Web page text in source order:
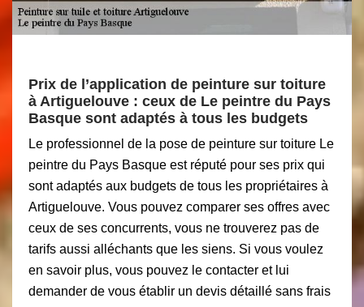
Prix de l’application de peinture sur toiture
à Artiguelouve : ceux de Le peintre du Pays
Basque sont adaptés à tous les budgets
Le professionnel de la pose de peinture sur toiture Le
peintre du Pays Basque est réputé pour ses prix qui
sont adaptés aux budgets de tous les propriétaires à
Artiguelouve. Vous pouvez comparer ses offres avec
ceux de ses concurrents, vous ne trouverez pas de
tarifs aussi alléchants que les siens. Si vous voulez
en savoir plus, vous pouvez le contacter et lui
demander de vous établir un devis détaillé sans frais